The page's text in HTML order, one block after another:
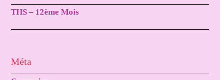
THS – 12ème Mois
Méta